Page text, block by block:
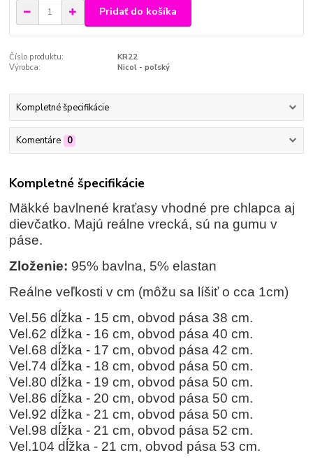
Pridať do košíka
Číslo produktu:
KR22
Výrobca:
Nicol - poľský
Kompletné špecifikácie
Komentáre 0
Kompletné špecifikácie
Mäkké bavlnené kraťasy vhodné pre chlapca aj
dievčatko. Majú reálne vrecká, sú na gumu v
páse.
Zloženie: 95% bavlna, 5% elastan
Reálne veľkosti v cm (môžu sa líšiť o cca 1cm)
Vel.56 dĺžka - 15 cm, obvod pása 38 cm.
Vel.62 dĺžka - 16 cm, obvod pása 40 cm.
Vel.68 dĺžka - 17 cm, obvod pása 42 cm.
Vel.74 dĺžka - 18 cm, obvod pása 50 cm.
Vel.80 dĺžka - 19 cm, obvod pása 50 cm.
Vel.86 dĺžka - 20 cm, obvod pása 50 cm.
Vel.92 dĺžka - 21 cm, obvod pása 50 cm.
Vel.98 dĺžka - 21 cm, obvod pása 52 cm.
Vel.104 dĺžka - 21 cm, obvod pása 53 cm.